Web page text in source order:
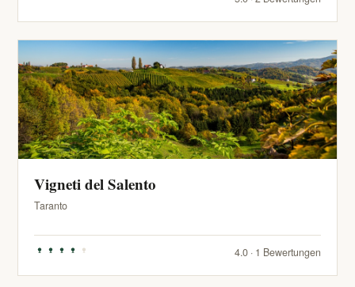
Vigneti del Salento
Taranto
4.0 · 1 Bewertungen